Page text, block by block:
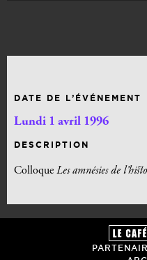
DATE DE L’ÉVÉNEMENT
Lundi 1 avril 1996
DESCRIPTION
Colloque Les amnésies de